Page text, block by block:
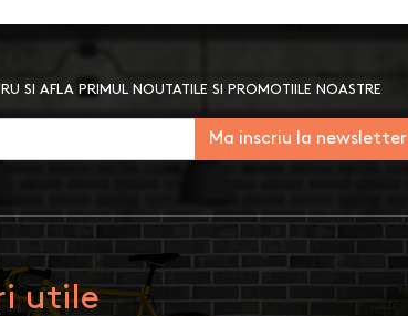
SI AFLA PRIMUL NOUTATILE SI PROMOTIILE NOASTRE
Ma inscriu la newsletter
utile